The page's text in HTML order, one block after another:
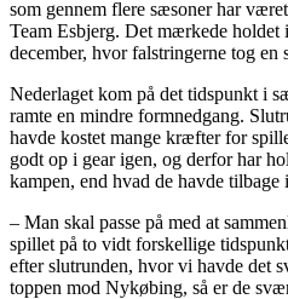
som gennem flere sæsoner har
Team Esbjerg. Det mærkede holdet
december, hvor falstringerne tog en
Nederlaget kom på det tidspunkt i
ramte en mindre formnedgang.
havde kostet mange kræfter for
godt op i gear igen, og derfor har
kampen, end hvad de havde tilbage
– Man skal passe på med at
spillet på to vidt forskellige
efter slutrunden, hvor vi havde det
toppen mod Nykøbing, så er de